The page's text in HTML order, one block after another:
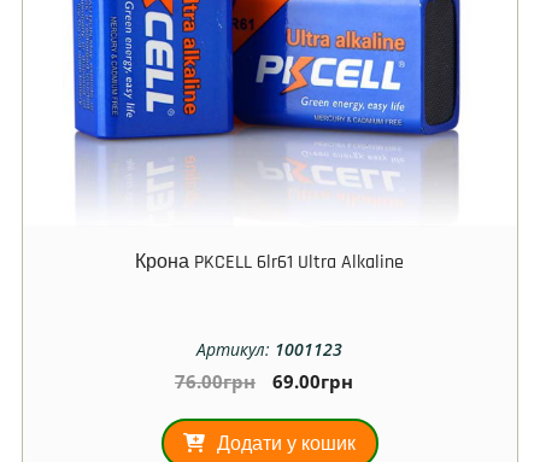
Крона PKCELL 6lr61 Ultra Alkaline
Артикул: 1001123
76.00грн 69.00грн
Додати у кошик